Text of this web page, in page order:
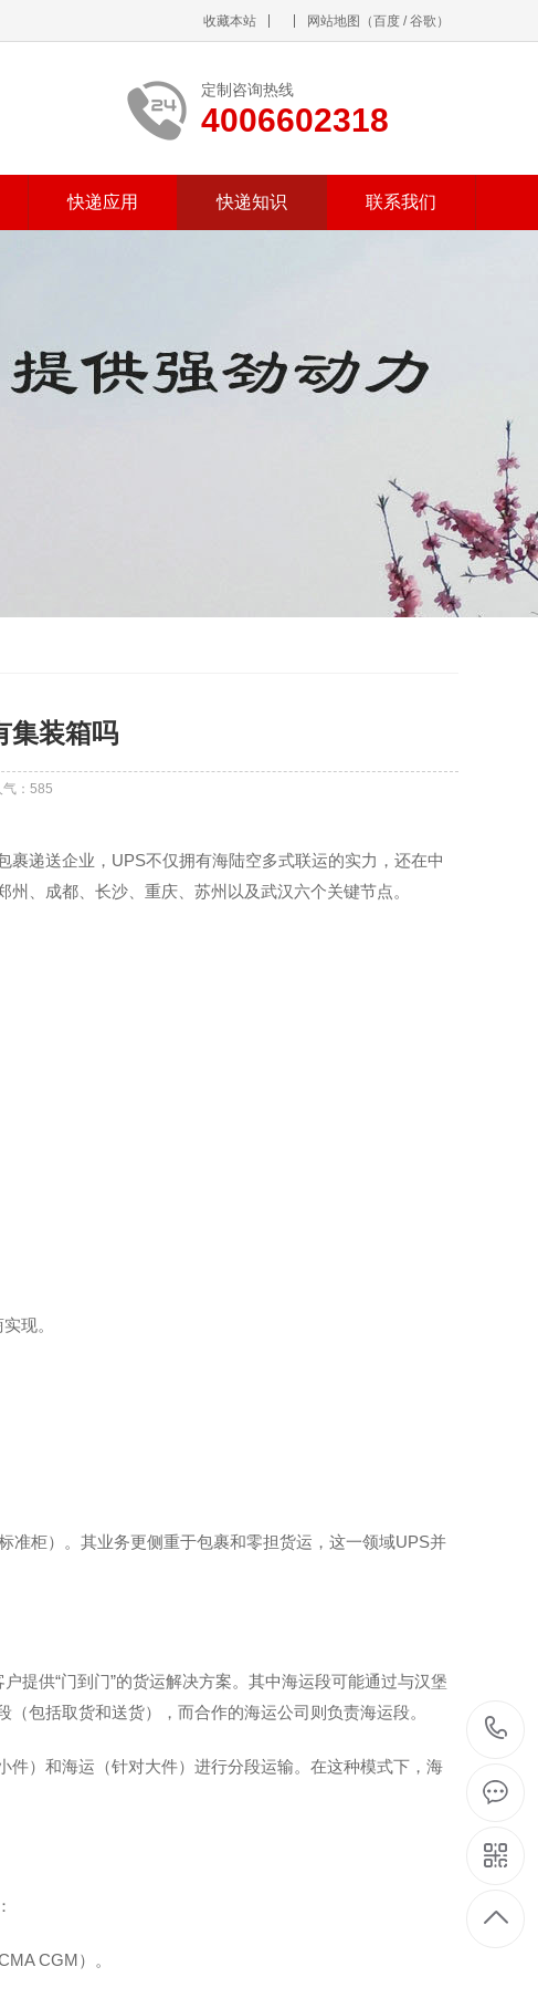
收藏本站 网站地图 （百度 /谷歌 ）
定制咨询热线
4006602318
快递应用 快递知识 联系我们
集装箱吗
气： 585
递送企业，UPS不仅拥有海陆空多式联运的实力，还在中
、成都、长沙、重庆、苏州以及武汉六个关键节点。
现。
准柜）。其业务更侧重于包裹和零担货运，这一领域UPS并
提供“门到门”的货运解决方案。其中海运段可能通过与汉堡
包括取货和送货），而合作的海运公司则负责海运段。
）和海运（针对大件）进行分段运输。在这种模式下，海
CGM）。